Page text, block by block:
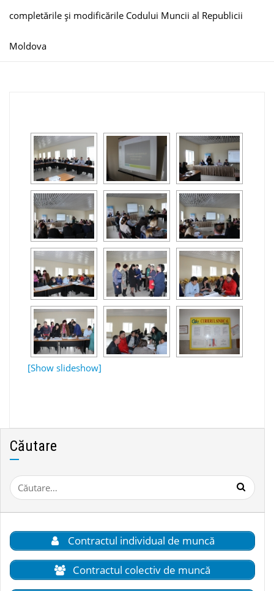
completările și modificările Codului Muncii al Republicii
Moldova
[Show slideshow]
Căutare
Caută
după:
Contractul individual de muncă
Contractul colectiv de muncă